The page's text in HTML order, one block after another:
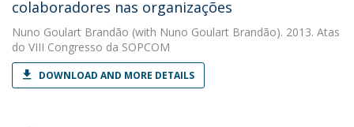
colaboradores nas organizações
Nuno Goulart Brandão (with Nuno Goulart Brandão). 2013. Atas
do VIII Congresso da SOPCOM
DOWNLOAD AND MORE DETAILS